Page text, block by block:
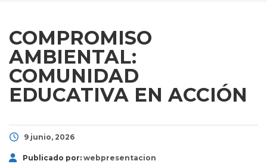
COMPROMISO
AMBIENTAL:
COMUNIDAD
EDUCATIVA EN ACCIÓN
9 junio, 2026
Publicado por: webpresentacion